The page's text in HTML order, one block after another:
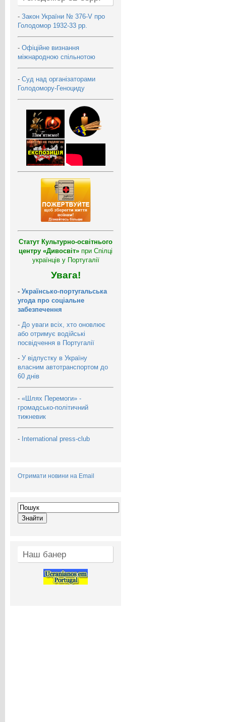
- Закон України № 376-V про
Голодомор 1932-33 рр.
- Офіційне визнання
міжнародною спільнотою
- Суд над організаторами
Голодомору-Геноциду
Статут Культурно-освітнього
центру «Дивосвіт» при Спілці
українців у Португалії
Увага!
- Українсько-португальська
угода про соціальне
забезпечення
- До уваги всіх, хто оновлює
або отримує водійські
посвідчення в Португалії
- У відпустку в Україну
власним автотранспортом до
60 днів
- «Шлях Перемоги» -
громадсько-політичний
тижневик
- International press-club
Отримати новини на Email
Наш банер